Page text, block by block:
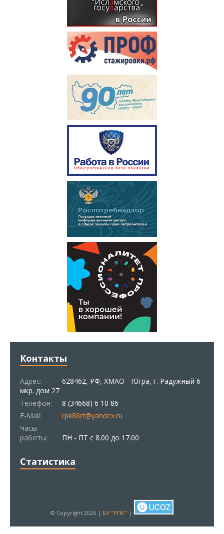
Контакты
Адрес:
628462, РФ, ХМАО - Югра, г. Радужный 6
мкр. дом 27
Телефон:
8 (34668) 6 10 86
E-Mail:
rpk86rf@yandex.ru
Часы
работы:
ПН - ПТ с 8.00 до 17.00
Статистика
© Copyright 2026 | БУ "РПК" |